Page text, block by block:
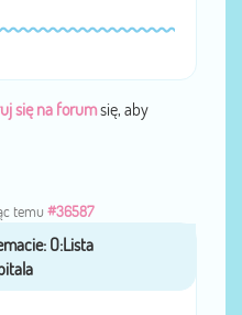
się na forumsię, aby
temu #36587